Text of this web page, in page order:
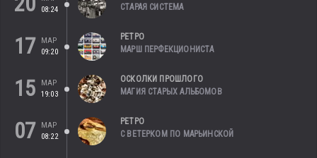
08:24
СТАРАЯ СИСТЕМА
17
МАР
09:20
РЕТРО
МАРШ ПЕРФЕКЦИОНИСТА
15
МАР
19:03
ОСКОЛКИ ПРОШЛОГО
МАГИЯ СТАРЫХ АЛЬБОМОВ
07
МАР
08:22
РЕТРО
С ВЕТЕРКОМ ПО МАРЬИНСКОЙ